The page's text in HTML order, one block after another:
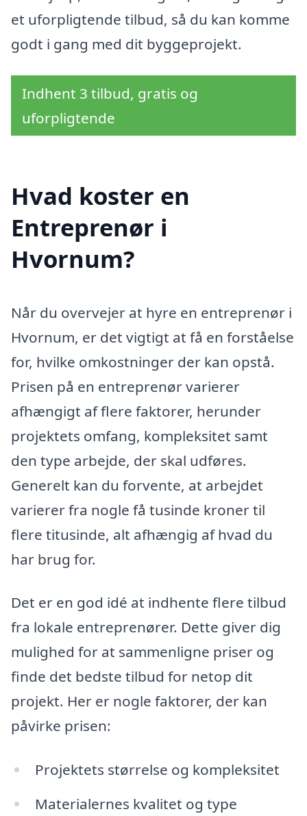
et uforpligtende tilbud, så du kan komme
godt i gang med dit byggeprojekt.
Indhent 3 tilbud, gratis og
uforpligtende
Hvad koster en
Entreprenør i
Hvornum?
Når du overvejer at hyre en entreprenør i
Hvornum, er det vigtigt at få en forståelse
for, hvilke omkostninger der kan opstå.
Prisen på en entreprenør varierer
afhængigt af flere faktorer, herunder
projektets omfang, kompleksitet samt
den type arbejde, der skal udføres.
Generelt kan du forvente, at arbejdet
varierer fra nogle få tusinde kroner til
flere titusinde, alt afhængig af hvad du
har brug for.
Det er en god idé at indhente flere tilbud
fra lokale entreprenører. Dette giver dig
mulighed for at sammenligne priser og
finde det bedste tilbud for netop dit
projekt. Her er nogle faktorer, der kan
påvirke prisen:
Projektets størrelse og kompleksitet
Materialernes kvalitet og type